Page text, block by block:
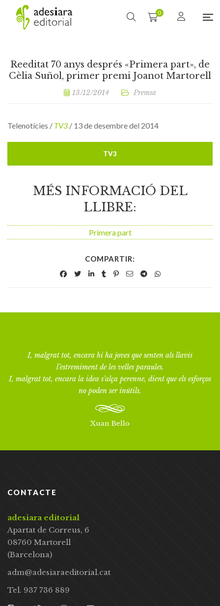
0
Reeditat 70 anys després «Primera part», de
Cèlia Suñol, primer premi Joanot Martorell
13/12/2014 Premsa
Telenotícies / TV3 / 13 de desembre del 2014
TV3
MÉS INFORMACIÓ DEL
LLIBRE:
Primera part
COMPARTIR:
I, malgrat tot, encara hi ha joves que senten als llavis
l’estremiment de les velles paraules.
I, malgrat tot, encara la idea s’alça perenne, dient que els esforços
no poden ser inútils.
Xuan Bello
CONTACTE
adesiara editorial
Apartat de Correus, 6
08760 Martorell
(Barcelona)
adm@adesiaraeditorial.cat
Tel. 937 736 889